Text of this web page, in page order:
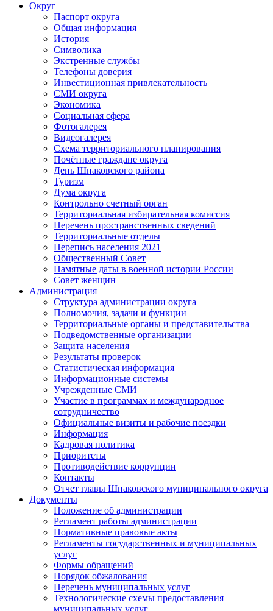
Округ
Паспорт округа
Общая информация
История
Символика
Экстренные службы
Телефоны доверия
Инвестиционная привлекательность
СМИ округа
Экономика
Социальная сфера
Фотогалерея
Видеогалерея
Схема территориального планирования
Почётные граждане округа
День Шпаковского района
Туризм
Дума округа
Контрольно счетный орган
Территориальная избирательная комиссия
Перечень пространственных сведений
Территориальные отделы
Перепись населения 2021
Общественный Совет
Памятные даты в военной истории России
Совет женщин
Администрация
Структура администрации округа
Полномочия, задачи и функции
Территориальные органы и представительства
Подведомственные организации
Защита населения
Результаты проверок
Статистическая информация
Информационные системы
Учрежденные СМИ
Участие в программах и международное
сотрудничество
Официальные визиты и рабочие поездки
Информация
Кадровая политика
Приоритеты
Противодействие коррупции
Контакты
Отчет главы Шпаковского муниципального округа
Документы
Положение об администрации
Регламент работы администрации
Нормативные правовые акты
Регламенты государственных и муниципальных
услуг
Формы обращений
Порядок обжалования
Перечень муниципальных услуг
Технологические схемы предоставления